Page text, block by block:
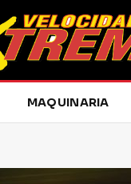
MAQUINARIA